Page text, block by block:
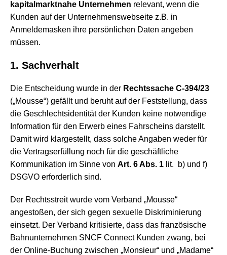
kapitalmarktnahe Unternehmen relevant, wenn die
Kunden auf der Unternehmenswebseite z.B. in
Anmeldemasken ihre persönlichen Daten angeben
müssen.
1. Sachverhalt
Die Entscheidung wurde in der Rechtssache C‑394/23
(„Mousse“) gefällt und beruht auf der Feststellung, dass
die Geschlechtsidentität der Kunden keine notwendige
Information für den Erwerb eines Fahrscheins darstellt.
Damit wird klargestellt, dass solche Angaben weder für
die Vertragserfüllung noch für die geschäftliche
Kommunikation im Sinne von Art. 6 Abs. 1 lit. b) und f)
DSGVO erforderlich sind.
Der Rechtsstreit wurde vom Verband „Mousse“
angestoßen, der sich gegen sexuelle Diskriminierung
einsetzt. Der Verband kritisierte, dass das französische
Bahnunternehmen SNCF Connect Kunden zwang, bei
der Online-Buchung zwischen „Monsieur“ und „Madame“